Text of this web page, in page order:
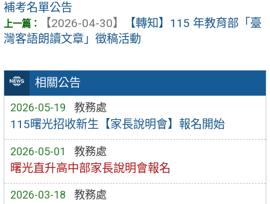
相關公告
2026-05-19 教務處
115曙光招收新生【家長說明會】報名開始
2026-05-01 教務處
曙光直升高中部家長說明會報名
2026-03-18 教務處
補考名單公告
【2026-04-30】
【轉知】115 年教育部「臺
灣客語朗讀文章」徵稿活動